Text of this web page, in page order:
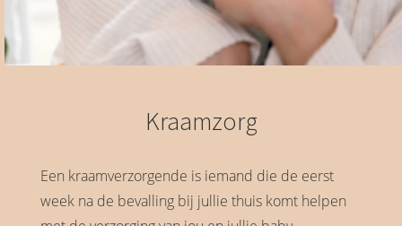
Kraamzorg
Een kraamverzorgende is iemand die de eerst
week na de bevalling bij jullie thuis komt helpen